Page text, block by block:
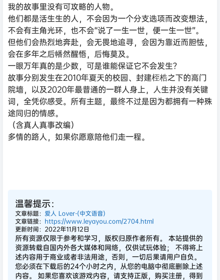
我的故事里没有可攻略的人物。
他们都是活生生的人，不会因为一个分支选项而改变想法，
不会有主角光环，也不会“说了一生一世，便一生一世”。
但他们会热烈地奔赴，会无畏地追寻，会因为靠近而胆怯，
会在多年之后幡然醒悟，后悔莫及。
一眼万年真的是少数，可是谁能保证它不会发生？
故事分别发生在2010年夏天的校园、封建桎梏之下的高门
院墙，以及2020年最普通的一群人身上，人生并没有关键
词，全凭你感受。所有主题，最终不过是因为都拥有一种殊
途同归的情感。
（含真人真事改编）
多情的路人，如果你愿意陪他们走一程。
温馨提示：
文章标题： 爱人 Lover-(中文语音)
文章链接： https://www.leyayou.com/2704.html
更新时间：2022年11月12日
所有资源仅限于参考和学习，版权归原作者所有。 本站提供的
资源转载自国内外各大媒体和网络，仅供试玩体验； 不得将上
述内容用于商业或者非法用途，否则，一切后果请用户自负。
您必须在下载后的24个小时之内，从您的电脑中彻底删除上述
内容。 如果您喜欢该游戏内容，请支持正版，购买注册，得到